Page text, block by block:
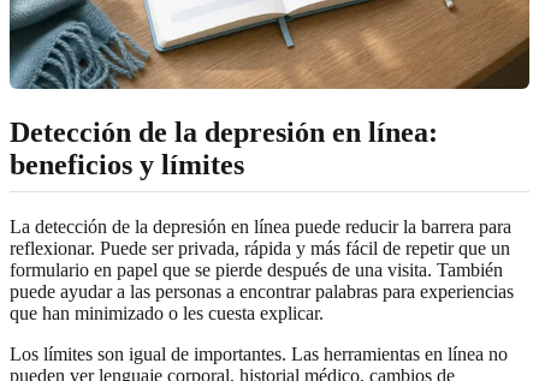
Detección de la depresión en línea:
beneficios y límites
La detección de la depresión en línea puede reducir la barrera para
reflexionar. Puede ser privada, rápida y más fácil de repetir que un
formulario en papel que se pierde después de una visita. También
puede ayudar a las personas a encontrar palabras para experiencias
que han minimizado o les cuesta explicar.
Los límites son igual de importantes. Las herramientas en línea no
pueden ver lenguaje corporal, historial médico, cambios de